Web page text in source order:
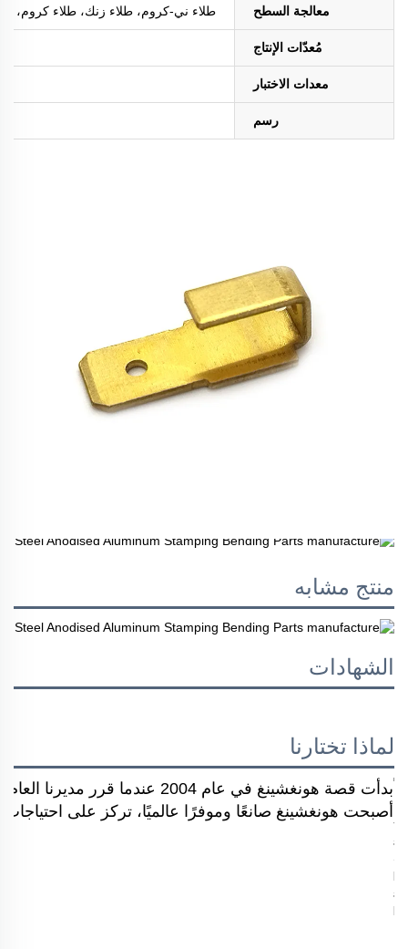
معالجة السطح طلاء ني-كروم، طلاء زنك، طلاء كروم، طلاء
مُعدّات الإنتاج
معدات الاختبار
رسم
منتج مشابه
الشهادات
لماذا تختارنا
بدأت قصة هونغشينغ في عام
أصبحت هونغشينغ صانعًا وموفرًا عالميًا، تركز على احتياجات